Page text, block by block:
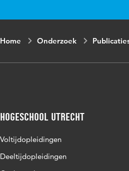
Home Onderzoek
Hogeschool Utrecht
Voltijdopleidingen
Deeltijdopleidingen